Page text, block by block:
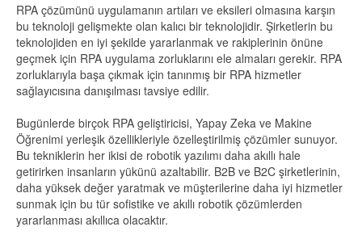
RPA çözümünü uygulamanın artıları ve eksileri olmasına karşın
bu teknoloji gelişmekte olan kalıcı bir teknolojidir. Şirketlerin bu
teknolojiden en iyi şekilde yararlanmak ve rakiplerinin önüne
geçmek için RPA uygulama zorluklarını ele almaları gerekir. RPA
zorluklarıyla başa çıkmak için tanınmış bir RPA hizmetler
sağlayıcısına danışılması tavsiye edilir.
Bugünlerde birçok RPA geliştiricisi, Yapay Zeka ve Makine
Öğrenimi yerleşik özellikleriyle özelleştirilmiş çözümler sunuyor.
Bu tekniklerin her ikisi de robotik yazılımı daha akıllı hale
getirirken insanların yükünü azaltabilir. B2B ve B2C şirketlerinin,
daha yüksek değer yaratmak ve müşterilerine daha iyi hizmetler
sunmak için bu tür sofistike ve akıllı robotik çözümlerden
yararlanması akıllıca olacaktır.